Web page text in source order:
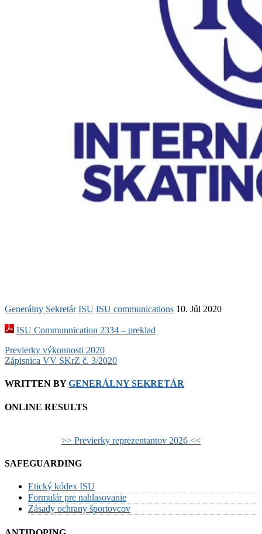
Generálny Sekretár ISU ISU communications 10. Júl 2020
ISU Communnication 2334 – preklad
Post
navigation
Previerky výkonnosti 2020
Zápisnica VV SKrZ č. 3/2020
WRITTEN BYGENERÁLNY SEKRETÁR
ONLINE RESULTS
>> Previerky reprezentantov 2026 <<
SAFEGUARDING
Etický kódex ISU
Formulár pre nahlasovanie
Zásady ochrany športovcov